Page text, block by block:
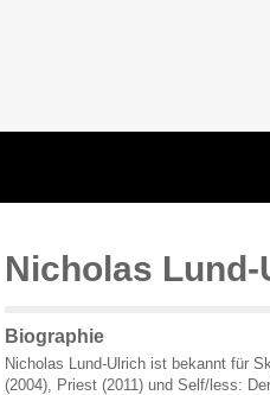
Nicholas
Biographie
Nicholas Lund-Ulrich ist bekannt für
(2004), Priest (2011) und Self/less: